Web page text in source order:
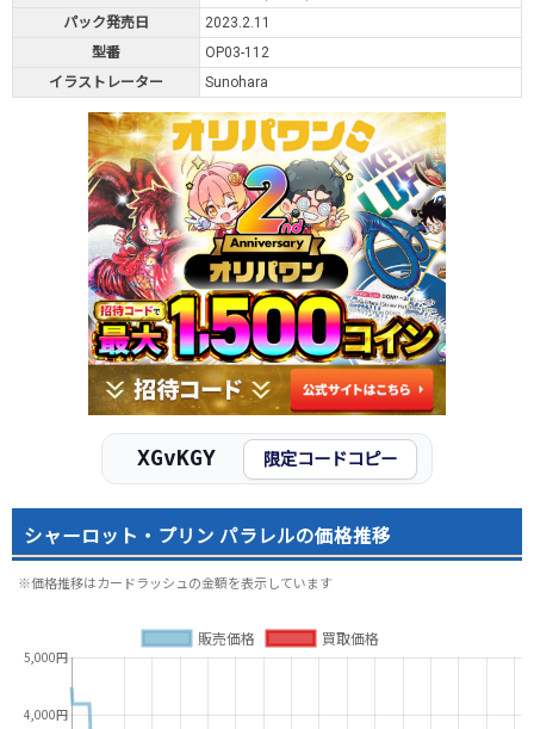
パック発売日
2023.2.11
型番
OP03-112
イラストレーター
Sunohara
XGvKGY 限定コードコピー
シャーロット・プリン パラレルの価格推移
※価格推移はカードラッシュの金額を表示しています